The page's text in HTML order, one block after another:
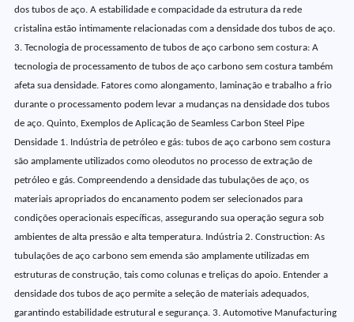
dos tubos de aço. A estabilidade e compacidade da estrutura da rede
cristalina estão intimamente relacionadas com a densidade dos tubos de aço.
3. Tecnologia de processamento de tubos de aço carbono sem costura: A
tecnologia de processamento de tubos de aço carbono sem costura também
afeta sua densidade. Fatores como alongamento, laminação e trabalho a frio
durante o processamento podem levar a mudanças na densidade dos tubos
de aço. Quinto, Exemplos de Aplicação de Seamless Carbon Steel Pipe
Densidade 1. Indústria de petróleo e gás: tubos de aço carbono sem costura
são amplamente utilizados como oleodutos no processo de extração de
petróleo e gás. Compreendendo a densidade das tubulações de aço, os
materiais apropriados do encanamento podem ser selecionados para
condições operacionais específicas, assegurando sua operação segura sob
ambientes de alta pressão e alta temperatura. Indústria 2. Construction: As
tubulações de aço carbono sem emenda são amplamente utilizadas em
estruturas de construção, tais como colunas e treliças do apoio. Entender a
densidade dos tubos de aço permite a seleção de materiais adequados,
garantindo estabilidade estrutural e segurança. 3. Automotive Manufacturing